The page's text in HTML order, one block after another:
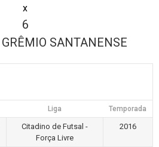
x
6
GRÊMIO SANTANENSE
Liga Temporada
Citadino de Futsal -
Força Livre
2016